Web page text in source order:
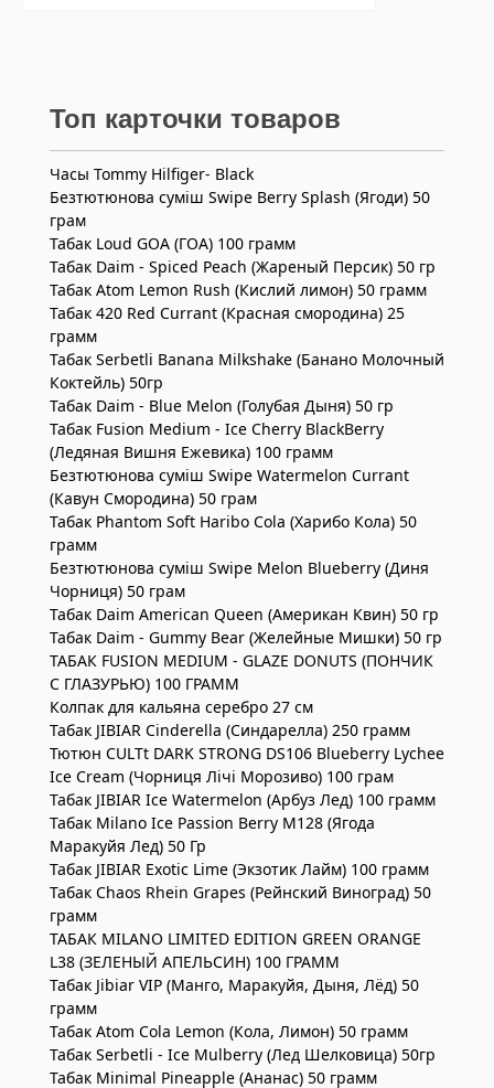
Топ карточки товаров
Часы Tommy Hilfiger- Black
Безтютюнова суміш Swipe Berry Splash (Ягоди) 50
грам
Табак Loud GOA (ГОА) 100 грамм
Табак Daim - Spiced Peach (Жареный Персик) 50 гр
Табак Atom Lemon Rush (Кислий лимон) 50 грамм
Табак 420 Red Currant (Красная смородина) 25
грамм
Табак Serbetli Banana Milkshake (Банано Молочный
Коктейль) 50гр
Табак Daim - Blue Melon (Голубая Дыня) 50 гр
Табак Fusion Medium - Ice Cherry BlackBerry
(Ледяная Вишня Ежевика) 100 грамм
Безтютюнова суміш Swipe Watermelon Currant
(Кавун Смородина) 50 грам
Табак Phantom Soft Haribo Cola (Харибо Кола) 50
грамм
Безтютюнова суміш Swipe Melon Blueberry (Диня
Чорниця) 50 грам
Табак Daim American Queen (Американ Квин) 50 гр
Табак Daim - Gummy Bear (Желейные Мишки) 50 гр
ТАБАК FUSION MEDIUM - GLAZE DONUTS (ПОНЧИК
С ГЛАЗУРЬЮ) 100 ГРАММ
Колпак для кальяна серебро 27 см
Табак JIBIAR Cinderella (Синдарелла) 250 грамм
Тютюн CULTt DARK STRONG DS106 Blueberry Lychee
Ice Cream (Чорниця Лічі Морозиво) 100 грам
Табак JIBIAR Ice Watermelon (Арбуз Лед) 100 грамм
Табак Milano Ice Passion Berry M128 (Ягода
Маракуйя Лед) 50 Гр
Табак JIBIAR Exotic Lime (Экзотик Лайм) 100 грамм
Табак Chaos Rhein Grapes (Рейнский Виноград) 50
грамм
ТАБАК MILANO LIMITED EDITION GREEN ORANGE
L38 (ЗЕЛЕНЫЙ АПЕЛЬСИН) 100 ГРАММ
Табак Jibiar VIP (Манго, Маракуйя, Дыня, Лёд) 50
грамм
Табак Atom Cola Lemon (Кола, Лимон) 50 грамм
Табак Serbetli - Ice Mulberry (Лед Шелковица) 50гр
Табак Minimal Pineapple (Ананас) 50 грамм